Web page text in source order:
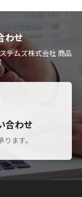
わせ
テムズ株式会社 商品
合わせ
ます。